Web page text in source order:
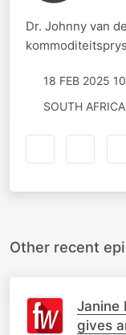
Dr. Johnny van
18 FEB 2025
SOUTH AFRICA
Other recent
Janine
gives